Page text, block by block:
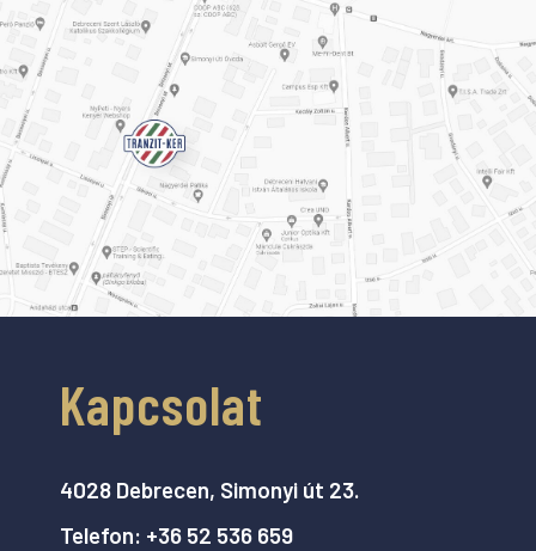
Kapcsolat
4028 Debrecen, Simonyi út 23.
Telefon: +36 52 536 659